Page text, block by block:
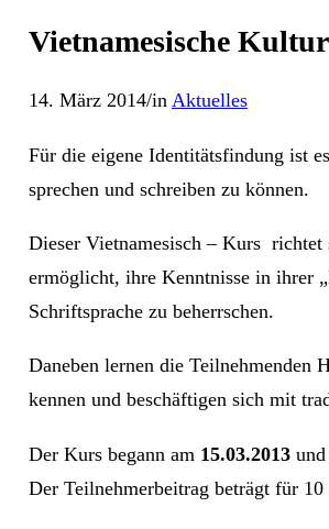
Vietnamesische
14. März 2014/in Aktuelles
Für die eigene Identitätsfindung ist
sprechen und schreiben zu können.
Dieser Vietnamesisch – Kurs richtet
ermöglicht, ihre Kenntnisse in ihrer
Schriftsprache zu beherrschen.
Daneben lernen die Teilnehmenden
kennen und beschäftigen sich mit
Der Kurs begann am 15.03.2013
Der Teilnehmerbeitrag beträgt für